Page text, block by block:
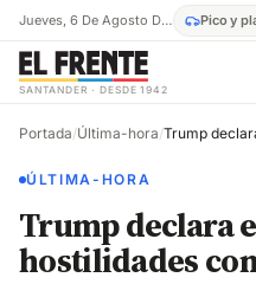
Jueves, 6 De Agosto De 2026 Pico y
SANTANDER · DESDE 1942
Portada/Última-hora/
ÚLTIMA-HORA
Trump declara
hostilidades